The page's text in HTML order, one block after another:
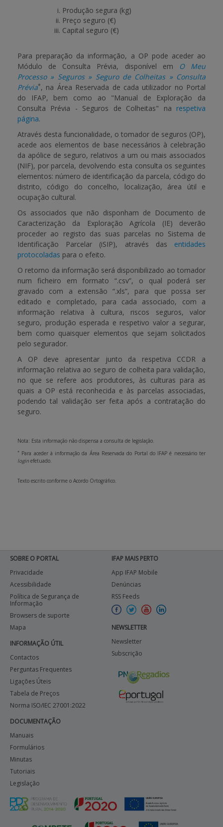
Produção segura (kg)
Preço seguro (€)
Capital seguro (€)
Para preparação da informação, a OP pode aceder ao
Módulo de Consulta Prévia, disponível em
O Meu
Processo » Seguros » Seguro de Colheitas » Consulta
Prévia*, na Área Reservada de cada utilizador no Portal
do IFAP, bem como ao "Manual de Exploração da
Consulta Prévia - Seguros de Colheitas" na respetiva
página.
Através desta funcionalidade, o tomador de seguros (OP),
acede aos elementos de base necessários à celebração
da apólice de seguro, relativos a um ou mais associados
(NIF), por parcela, devolvendo esta consulta os seguintes
elementos: número de identificação da parcela, código do
distrito, código do concelho, localização, área útil e
ocupação cultural.
Os associados que não disponham de Documento de
Caracterização da Exploração Agrícola (IE) deverão
proceder ao registo das suas parcelas no Sistema de
Identificação Parcelar (iSIP), através das entidades
protocoladas para o efeito.
O retorno da informação será disponibilizado ao tomador
num ficheiro em formato “.csv”, o qual poderá ser
gravado com a extensão “.xls”, para que possa ser
editado e completado, para cada associado, com a
informação relativa à cultura, riscos seguros, valor
seguro, produção esperada e respetivo valor a segurar,
bem como quaisquer elementos que sejam solicitados
pelo segurador.
A OP deve apresentar junto da respetiva CCDR a
informação relativa ao seguro de colheita para validação,
no que se refere aos produtores, às culturas para as
quais a OP está reconhecida e às parcelas associadas,
podendo tal validação ser feita após a contratação do
seguro.
Nota: Esta informação não dispensa a consulta de legislação.
* Para aceder à informação da Área Reservada do Portal do IFAP é necessário ter
login efetuado.
Texto escrito conforme o Acordo Ortográfico.
SOBRE O PORTAL
Privacidade
Acessibilidade
Política de Segurança de
Informação
Browsers de suporte
Mapa
INFORMAÇÃO ÚTIL
Contactos
Perguntas Frequentes
Ligações Úteis
Tabela de Preços
Norma ISO/IEC 27001:2022
DOCUMENTAÇÃO
Manuais
Formulários
Minutas
Tutoriais
Legislação
IFAP MAIS PERTO
App IFAP Mobile
Denúncias
RSS Feeds
NEWSLETTER
Newsletter
Subscrição